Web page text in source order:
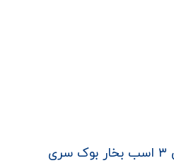
معرفی کمپرسور پیستونی ۳ اسب بخار بوک سری